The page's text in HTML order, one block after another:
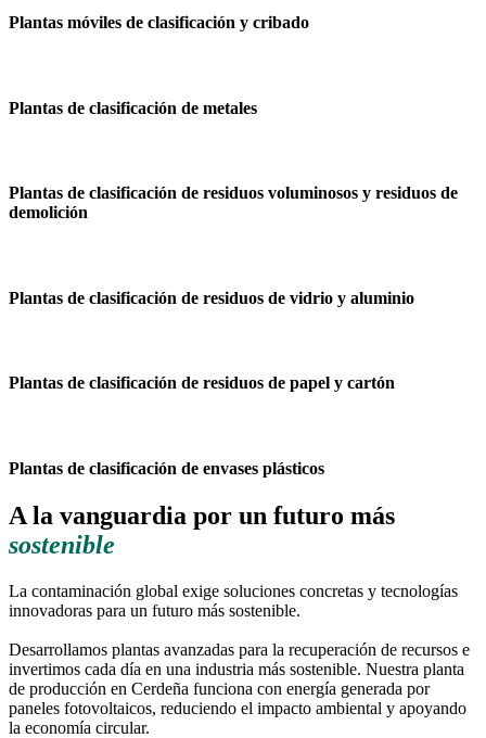
Plantas móviles de clasificación y cribado
Plantas de clasificación de metales
Plantas de clasificación de residuos voluminosos y residuos de
demolición
Plantas de clasificación de residuos de vidrio y aluminio
Plantas de clasificación de residuos de papel y cartón
Plantas de clasificación de envases plásticos
A la vanguardia por un futuro más
sostenible
La contaminación global exige soluciones concretas y tecnologías
innovadoras para un futuro más sostenible.
Desarrollamos plantas avanzadas para la recuperación de recursos e
invertimos cada día en una industria más sostenible. Nuestra planta
de producción en Cerdeña funciona con energía generada por
paneles fotovoltaicos, reduciendo el impacto ambiental y apoyando
la economía circular.